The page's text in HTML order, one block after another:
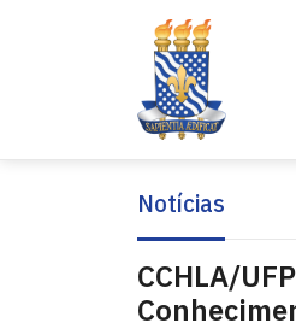
Notícias
CCHLA/